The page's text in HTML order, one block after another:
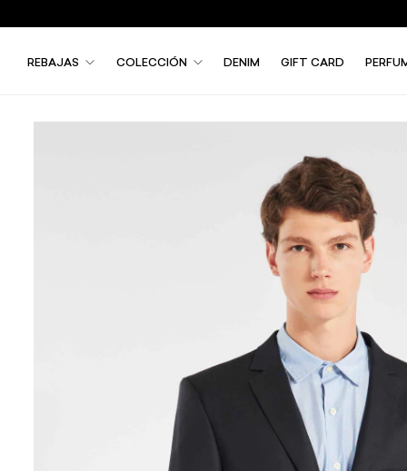
REBAJAS COLECCIÓN DENIM GIFT CARD